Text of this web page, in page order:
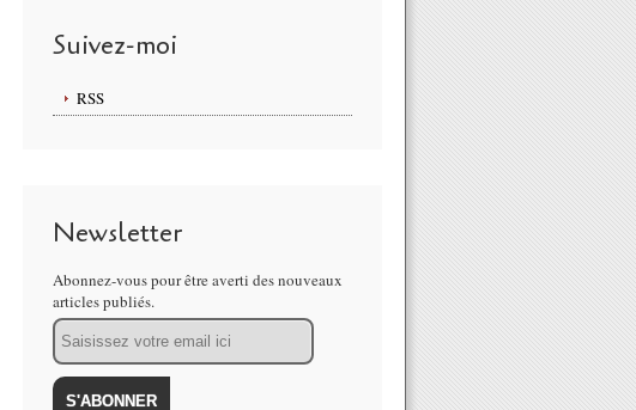
Suivez-moi
RSS
Newsletter
Abonnez-vous pour être averti des nouveaux
articles publiés.
Email